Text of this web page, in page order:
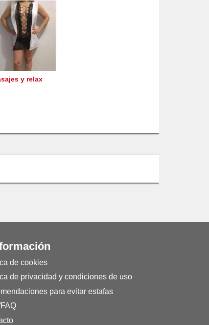
y relax
de cookies
de privacidad y condiciones de uso
para evitar estafas